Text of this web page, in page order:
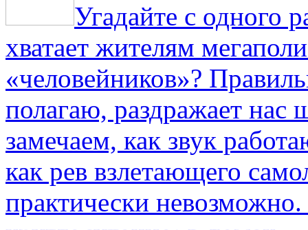
Угадайте с одного
хватает жителям
«человейников»?
полагаю, раздражает нас
замечаем, как звук
как рев взлетающего
практически